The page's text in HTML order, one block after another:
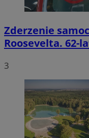
Zderzenie
Roosevelta. 62-
3